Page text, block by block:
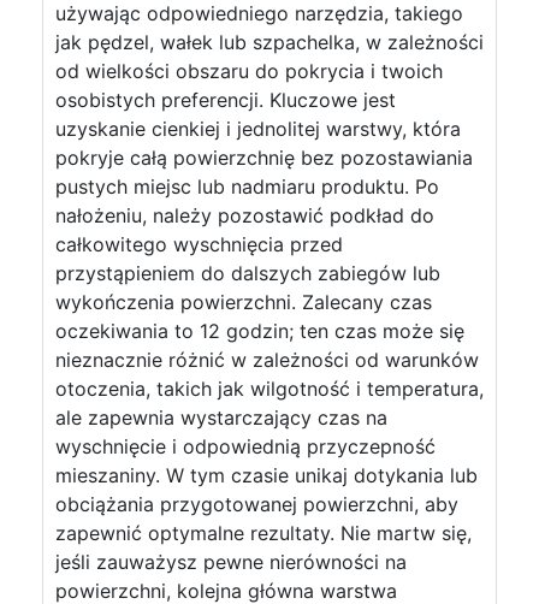
używając odpowiedniego narzędzia, takiego
jak pędzel, wałek lub szpachelka, w zależności
od wielkości obszaru do pokrycia i twoich
osobistych preferencji. Kluczowe jest
uzyskanie cienkiej i jednolitej warstwy, która
pokryje całą powierzchnię bez pozostawiania
pustych miejsc lub nadmiaru produktu. Po
nałożeniu, należy pozostawić podkład do
całkowitego wyschnięcia przed
przystąpieniem do dalszych zabiegów lub
wykończenia powierzchni. Zalecany czas
oczekiwania to 12 godzin; ten czas może się
nieznacznie różnić w zależności od warunków
otoczenia, takich jak wilgotność i temperatura,
ale zapewnia wystarczający czas na
wyschnięcie i odpowiednią przyczepność
mieszaniny. W tym czasie unikaj dotykania lub
obciążania przygotowanej powierzchni, aby
zapewnić optymalne rezultaty. Nie martw się,
jeśli zauważysz pewne nierówności na
powierzchni, kolejna główna warstwa